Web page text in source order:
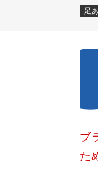
足
ブ
た